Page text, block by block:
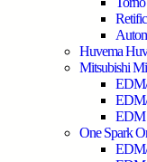
Huvema
Mitsubishi
EDM/
EDM
One Spark
EDM/